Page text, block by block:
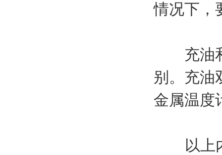
情况下，
充油和
别。充油
金属温度
以上内